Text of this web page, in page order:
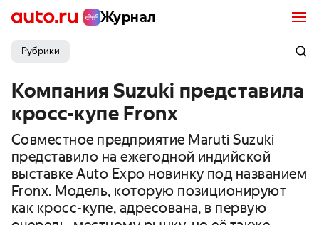
Журнал
Рубрики
Компания Suzuki представила
кросс-купе Fronx
Совместное предприятие Maruti Suzuki
представило на ежегодной индийской
выставке Auto Expo новинку под названием
Fronx. Модель, которую позиционируют
как кросс-купе, адресована, в первую